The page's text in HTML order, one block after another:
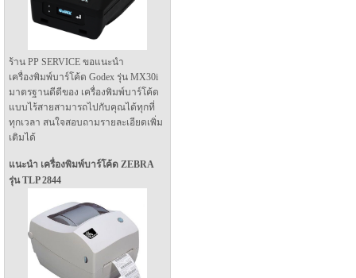
ร้าน PP SERVICE ขอแนะนำ
เครื่องพิมพ์บาร์โค้ด Godex รุ่น MX30i
มาตรฐานดีดีของ เครื่องพิมพ์บาร์โค้ด
แบบไร้สายสามารถไปกับคุณได้ทุกที่
ทุกเวลา สนใจสอบถามรายละเอียดเพิ่ม
เติมได้
แนะนำ เครื่องพิมพ์บาร์โค้ด ZEBRA
รุ่น TLP 2844